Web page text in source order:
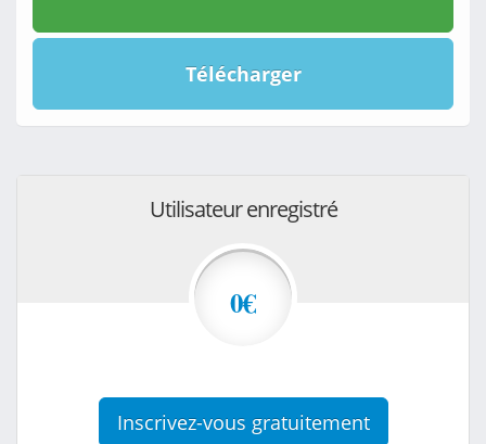
Télécharger
Utilisateur enregistré
0€
Inscrivez-vous gratuitement